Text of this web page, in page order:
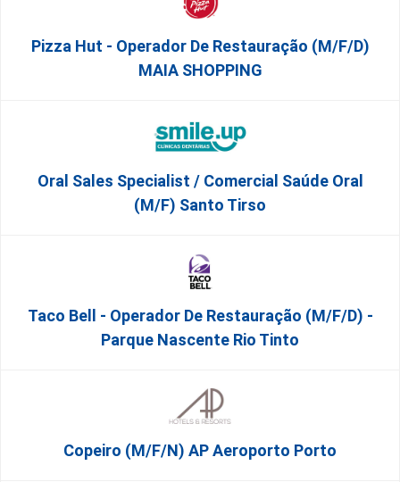
Pizza Hut - Operador De Restauração (m/f/d)
MAIA SHOPPING
Oral Sales Specialist / Comercial Saúde Oral
(M/F) Santo Tirso
Taco Bell - Operador De Restauração (m/f/d) -
Parque Nascente Rio Tinto
Copeiro (M/F/N) AP Aeroporto Porto